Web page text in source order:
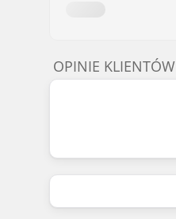
OPINIE KLIENTÓW